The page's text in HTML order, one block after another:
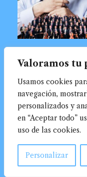
Valoramos tu
Usamos cookies
navegación,
personalizados y
en “Aceptar todo”
uso de las cookies.
Personalizar